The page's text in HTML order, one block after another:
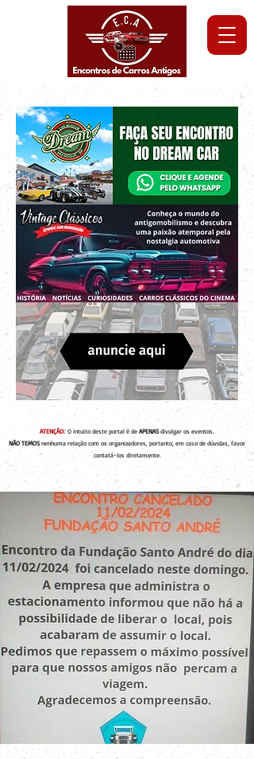
ATENÇÃO: O intuito deste portal é de APENAS divulgar os eventos.
NÃO TEMOS nenhuma relação com os organizadores, portanto, em caso de dúvidas, favor
contatá-los diretamente.